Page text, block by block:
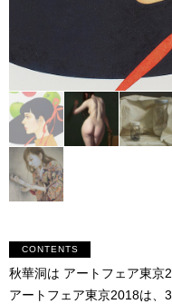
CONTENTS
秋華洞は アートフェア東京
アートフェア東京2018は、